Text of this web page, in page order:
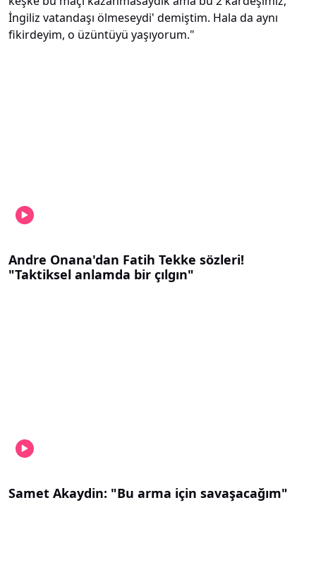
İngiliz vatandaşı ölmeseydi' demiştim. Hala da aynı
fikirdeyim, o üzüntüyü yaşıyorum."
Andre Onana'dan Fatih Tekke sözleri!
"Taktiksel anlamda bir çılgın"
Samet Akaydin: "Bu arma için savaşacağım"